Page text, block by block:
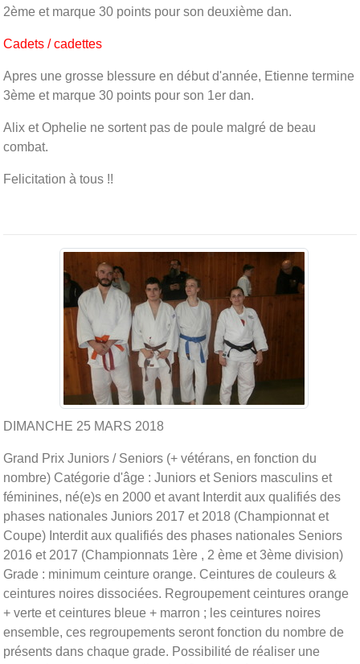
2ème et marque 30 points pour son deuxième dan.
Cadets / cadettes
Apres une grosse blessure en début d'année, Etienne termine
3ème et marque 30 points pour son 1er dan.
Alix et Ophelie ne sortent pas de poule malgré de beau
combat.
Felicitation à tous !!
DIMANCHE 25 MARS 2018
Grand Prix Juniors / Seniors (+ vétérans, en fonction du
nombre) Catégorie d'âge : Juniors et Seniors masculins et
féminines, né(e)s en 2000 et avant Interdit aux qualifiés des
phases nationales Juniors 2017 et 2018 (Championnat et
Coupe) Interdit aux qualifiés des phases nationales Seniors
2016 et 2017 (Championnats 1ère , 2 ème et 3ème division)
Grade : minimum ceinture orange. Ceintures de couleurs &
ceintures noires dissociées. Regroupement ceintures orange
+ verte et ceintures bleue + marron ; les ceintures noires
ensemble, ces regroupements seront fonction du nombre de
présents dans chaque grade. Possibilité de réaliser une